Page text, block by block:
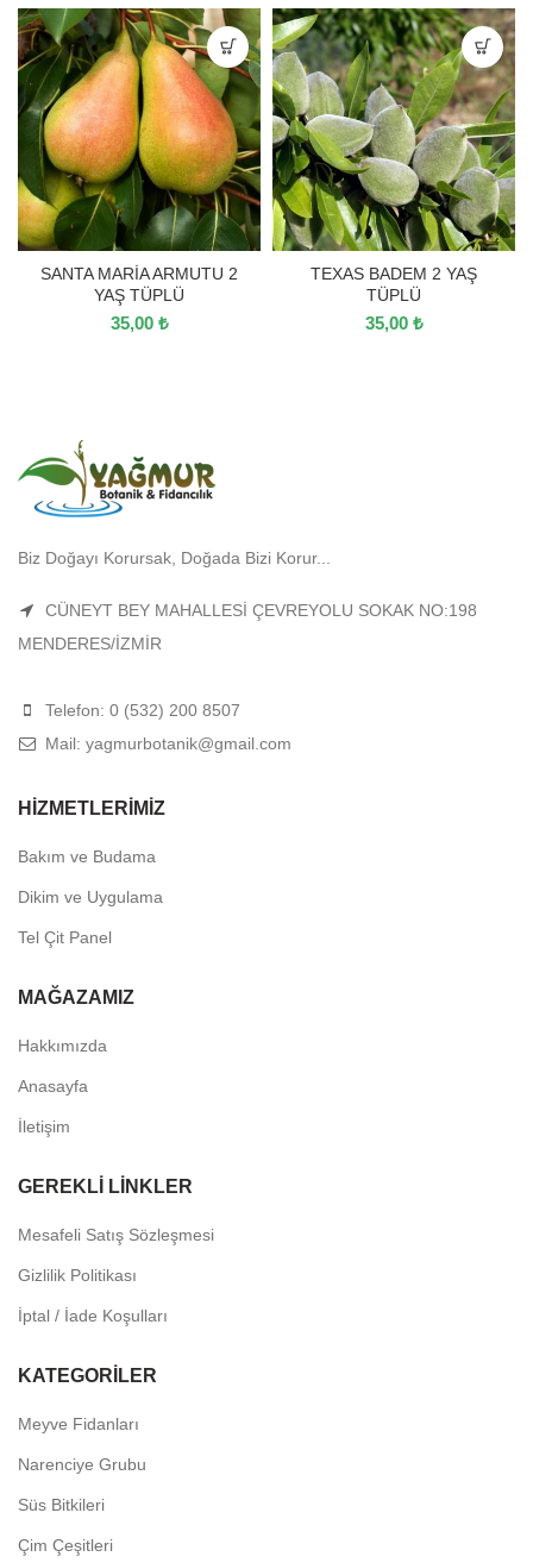
SANTA MARİA ARMUTU 2
YAŞ TÜPLÜ
35,00 ₺
TEXAS BADEM 2 YAŞ
TÜPLÜ
35,00 ₺
Biz Doğayı Korursak, Doğada Bizi Korur...
CÜNEYT BEY MAHALLESİ ÇEVREYOLU SOKAK NO:198
MENDERES/İZMİR
Telefon: 0 (532) 200 8507
Mail: yagmurbotanik@gmail.com
HIZMETLERIMIZ
Bakım ve Budama
Dikim ve Uygulama
Tel Çit Panel
MAĞAZAMIZ
Hakkımızda
Anasayfa
İletişim
GEREKLI LINKLER
Mesafeli Satış Sözleşmesi
Gizlilik Politikası
İptal / İade Koşulları
KATEGORILER
Meyve Fidanları
Narenciye Grubu
Süs Bitkileri
Çim Çeşitleri